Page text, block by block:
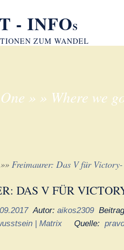
- INFOS
ZUM WANDEL
» » Where we
Freimaurer: Das V für Victory-
DAS V FÜR
Autor: aikos2309
| Matrix Quelle: